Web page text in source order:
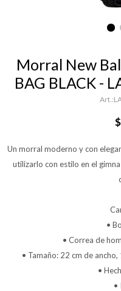
Morral New
BAG BLACK -
$
Un morral moderno y con
utilizarlo con estilo en el
•
• Correa de
• Tamaño: 22 cm de
•
•